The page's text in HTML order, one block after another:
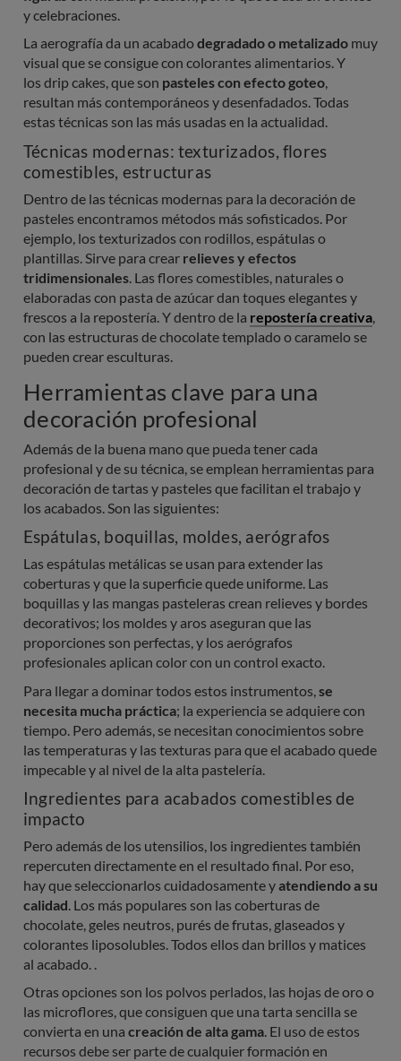
y celebraciones.
La aerografía da un acabadodegradado o metalizado muy
visual que se consigue con colorantes alimentarios. Y
los drip cakes, que son pasteles con efecto goteo,
resultan más contemporáneos y desenfadados. Todas
estas técnicas son las más usadas en la actualidad.
Técnicas modernas: texturizados, flores
comestibles, estructuras
Dentro de las técnicas modernas para la decoración de
pasteles encontramos métodos más sofisticados. Por
ejemplo, los texturizados con rodillos, espátulas o
plantillas. Sirve para crear relieves y efectos
tridimensionales . Las flores comestibles, naturales o
elaboradas con pasta de azúcar dan toques elegantes y
frescos a la repostería. Y dentro de la repostería creativa
con las estructuras de chocolate templado o caramelo se
pueden crear esculturas.
Herramientas clave para una
decoración profesional
Además de la buena mano que pueda tener cada
profesional y de su técnica, se emplean herramientas para
decoración de tartas y pasteles que facilitan el trabajo y
los acabados. Son las siguientes:
Espátulas, boquillas, moldes, aerógrafos
Las espátulas metálicas se usan para extender las
coberturas y que la superficie quede uniforme. Las
boquillas y las mangas pasteleras crean relieves y bordes
decorativos; los moldes y aros aseguran que las
proporciones son perfectas, y los aerógrafos
profesionales aplican color con un control exacto.
Para llegar a dominar todos estos instrumentos, se
necesita mucha práctica; la experiencia se adquiere con
tiempo. Pero además, se necesitan conocimientos sobre
las temperaturas y las texturas para que el acabado quede
impecable y al nivel de la alta pastelería.
Ingredientes para acabados comestibles de
impacto
Pero además de los utensilios, los ingredientes también
repercuten directamente en el resultado final. Por eso,
hay que seleccionarlos cuidadosamente yatendiendo a su
calidad. Los más populares son las coberturas de
chocolate, geles neutros, purés de frutas, glaseados y
colorantes liposolubles. Todos ellos dan brillos y matices
al acabado. .
Otras opciones son los polvos perlados, las hojas de oro o
las microflores, que consiguen que una tarta sencilla se
convierta en una creación de alta gama. El uso de estos
recursos debe ser parte de cualquier formación en